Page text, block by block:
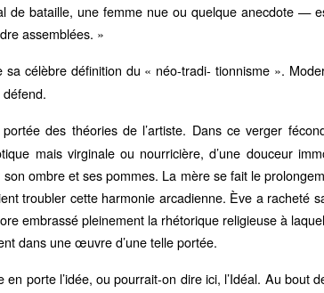
de bataille, une femme nue ou quelque anecdote —
assemblées. »
sa célèbre définition du « néo-tradi- tionnisme ».
défend.
des théories de l’artiste. Dans ce verger
mais virginale ou nourricière, d’une douceur
ombre et ses pommes. La mère se fait le
troubler cette harmonie arcadienne. Ève a racheté
embrassé pleinement la rhétorique religieuse à
dans une œuvre d’une telle portée.
porte l’idée, ou pourrait-on dire ici, l’Idéal. Au bout